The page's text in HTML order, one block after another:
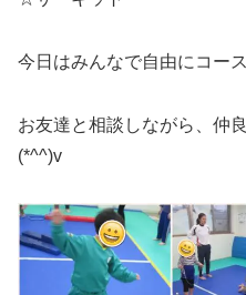
今日はみんなで自由にコー
お友達と相談しながら、仲
(*^^)v